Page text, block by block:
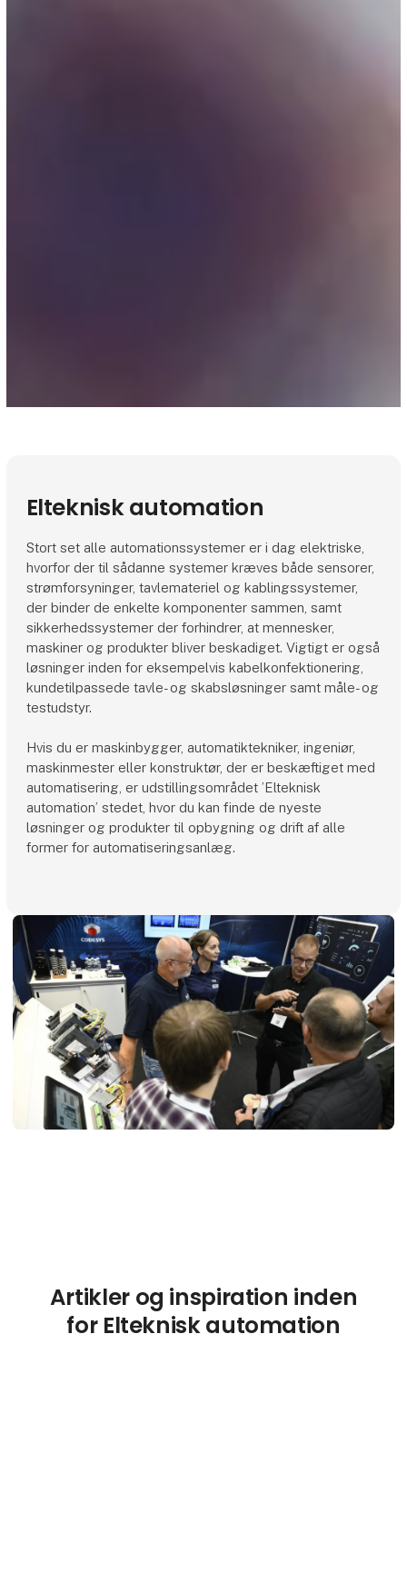
Elteknisk automation
Stort set alle automationssystemer er i dag elektriske,
hvorfor der til sådanne systemer kræves både sensorer,
strømforsyninger, tavlemateriel og kablingssystemer,
der binder de enkelte komponenter sammen, samt
sikkerhedssystemer der forhindrer, at mennesker,
maskiner og produkter bliver beskadiget. Vigtigt er også
løsninger inden for eksempelvis kabelkonfektionering,
kundetilpassede tavle- og skabsløsninger samt måle- og
testudstyr.
Hvis du er maskinbygger, automatiktekniker, ingeniør,
maskinmester eller konstruktør, der er beskæftiget med
automatisering, er udstillingsområdet ’Elteknisk
automation’ stedet, hvor du kan finde de nyeste
løsninger og produkter til opbygning og drift af alle
former for automatiseringsanlæg.
Artikler og inspiration inden
for Elteknisk automation